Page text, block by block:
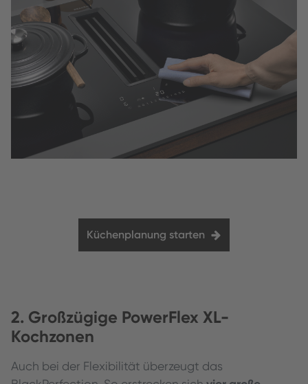
Küchenplanung starten
2. Großzügige PowerFlex XL-
Kochzonen
Auch bei der Flexibilität überzeugt das